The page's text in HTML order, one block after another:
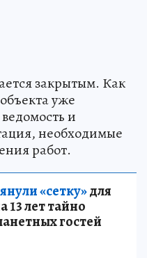
закрытым. Как
уже
и
необходимые
работ.
«сетку»для
13 лет тайно
гостей